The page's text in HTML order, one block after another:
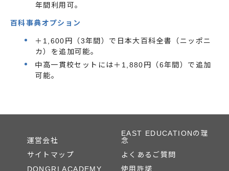
年間利用可。
百科事典オプション
＋1,600円（3年間）で日本大百科全書（ニッポニ
カ）を追加可能。
中高一貫校セットには＋1,880円（6年間）で追加
可能。
運営会社
EAST EDUCATIONの理
念
サイトマップ
よくあるご質問
DONGRI ACADEMY
使用許諾